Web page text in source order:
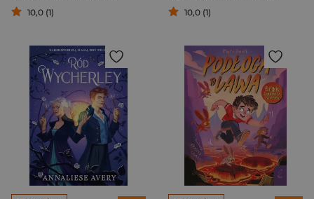
10,0 (1) 10,0 (1)